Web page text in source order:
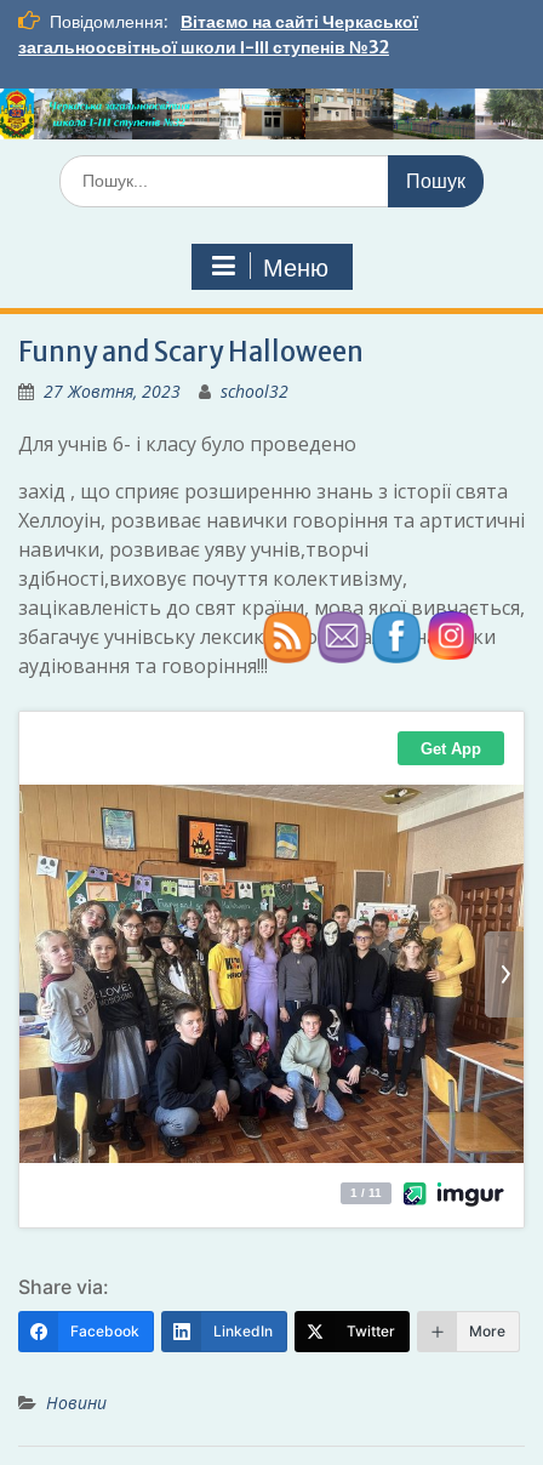
Перейти
вмісту
Повідомлення:
Вітаємо на сайті Черкаської
загальноосвітньої школи І-ІІІ ступенів №32
Шукати:
Меню
Funny and Scary Halloween
27 Жовтня, 2023 school32
Для учнів 6- і класу було проведено
захід , що сприяє розширенню знань з історії свята
Хеллоуін, розвиває навички говоріння та артистичні
навички, розвиває уяву учнів,творчі
здібності,виховує почуття колективізму,
зацікавленість до свят країни, мова якої вивчається,
збагачує учнівську лексику, удосконалює навички
аудіювання та говоріння!!!
Share via:
Facebook LinkedIn Twitter More
Новини